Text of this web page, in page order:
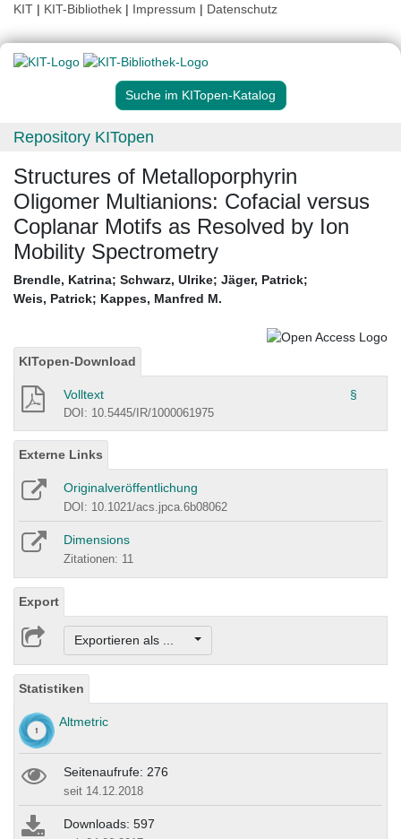
KIT | KIT-Bibliothek | Impressum | Datenschutz
Suche im KITopen-Katalog
Repository KITopen
Structures of Metalloporphyrin
Oligomer Multianions: Cofacial versus
Coplanar Motifs as Resolved by Ion
Mobility Spectrometry
Brendle, Katrina; Schwarz, Ulrike; Jäger, Patrick;
Weis, Patrick; Kappes, Manfred M.
KITopen-Download
Volltext §
DOI: 10.5445/IR/1000061975
Externe Links
Originalveröffentlichung
DOI: 10.1021/acs.jpca.6b08062
Dimensions
Zitationen: 11
Export
Exportieren als ...
Statistiken
Altmetric
Seitenaufrufe: 276
seit 14.12.2018
Downloads: 597